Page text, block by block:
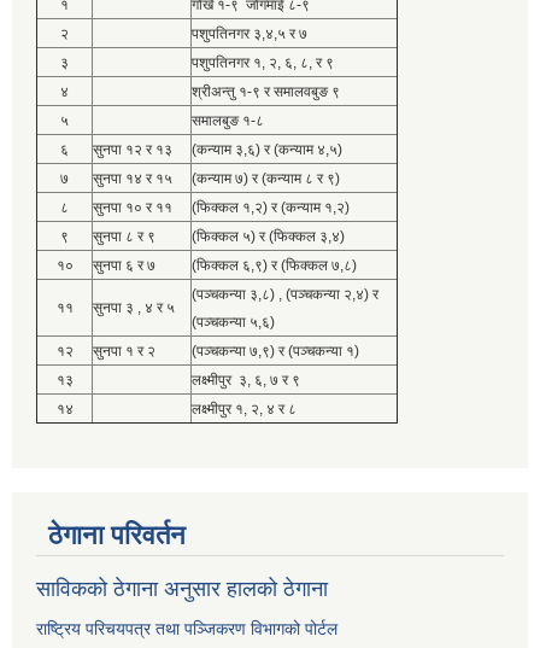
१
गोर्खे १-९ जोगमाई ८-९
२
पशुपतिनगर ३,४,५ र ७
३
पशुपतिनगर १, २, ६, ८, र ९
४
श्रीअन्तु १-९ र समालवबुङ ९
५
समालबुङ १-८
६
सुनपा १२ र १३
(कन्याम ३,६) र (कन्याम ४,५)
७
सुनपा १४ र १५
(कन्याम ७) र (कन्याम ८ र ९)
८
सुनपा १० र ११
(फिक्कल १,२) र (कन्याम १,२)
९
सुनपा ८ र ९
(फिक्कल ५) र (फिक्कल ३,४)
१०
सुनपा ६ र ७ (फिक्कल ६,९) र (फिक्कल ७,८)
११ सुनपा ३ , ४ र ५
(पञ्चकन्या ३,८) , (पञ्चकन्या २,४) र
(पञ्चकन्या ५,६)
१२
सुनपा १ र २
(पञ्चकन्या ७,९) र (पञ्चकन्या १)
१३
लक्ष्मीपुर ३, ६, ७ र ९
१४
लक्ष्मीपुर १, २, ४ र ८
ठेगाना परिवर्तन
साविकको ठेगाना अनुसार हालको ठेगाना
राष्ट्रिय परिचयपत्र तथा पञ्जिकरण विभागको पोर्टल